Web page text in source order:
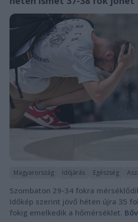
Magyarország Időjárás Egészség
Szombaton 29-34 fokra
Időkép szerint jövő héten újra 35
fokig emelkedik a hőmérséklet.